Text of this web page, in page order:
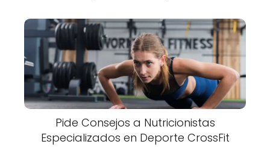
Pide Consejos a Nutricionistas
Especializados en Deporte CrossFit